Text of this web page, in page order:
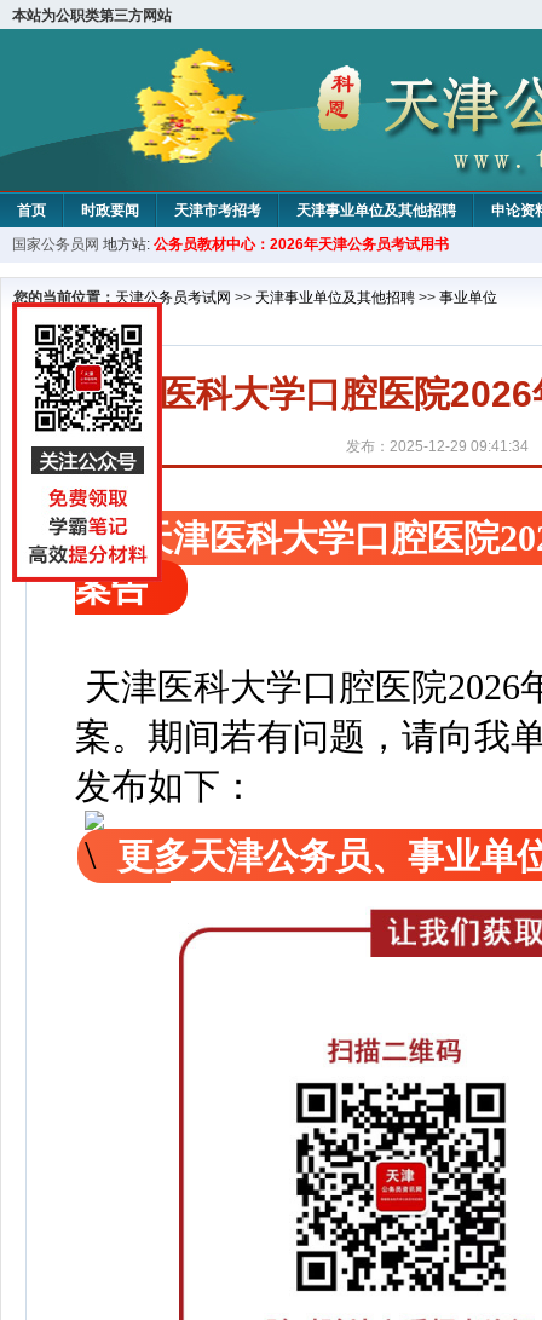
本站为公职类第三方网站
首页 时政要闻 天津市考招考 天津事业单位及其他招聘 申论资
教材中心
国家公务员网 地方站: 公务员教材中心：2026年天津公务员考试用书
您的当前位置： 天津公务员考试网 >> 天津事业单位及其他招聘 >> 事业单位
天津医科大学口腔医院
发布：2025-12-29 09:41:34
天津医科大学口腔医院
案告
天津医科大学口腔医院
案。 期间若有问题，请向我
发布如下：
更多天津公务员、事业单